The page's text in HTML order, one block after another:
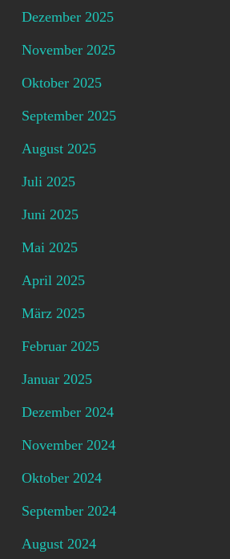
Dezember 2025
November 2025
Oktober 2025
September 2025
August 2025
Juli 2025
Juni 2025
Mai 2025
April 2025
März 2025
Februar 2025
Januar 2025
Dezember 2024
November 2024
Oktober 2024
September 2024
August 2024